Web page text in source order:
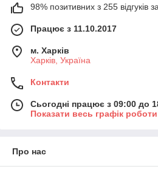
98% позитивних з 255 відгуків
Працює з 11.10.2017
м. Харків
Харків, Україна
Контакти
Сьогодні працює з 09:00 до
Показати весь графік роботи
Про нас